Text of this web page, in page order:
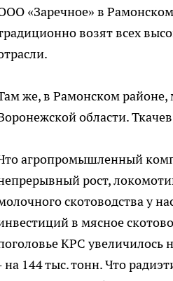
«Заречное» в
возят всех
же, в Рамонском районе,
области.
агропромышленный
рост,
скотоводства у
в мясное
КРС увеличилось
на 144 тыс. тонн. Что